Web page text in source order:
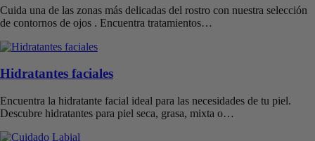
Cuida una de las zonas más delicadas del rostro con nuestra selección
de contornos de ojos . Encuentra tratamientos…
Hidratantes faciales
Encuentra la hidratante facial ideal para las necesidades de tu piel.
Descubre hidratantes para piel seca, grasa, mixta o…